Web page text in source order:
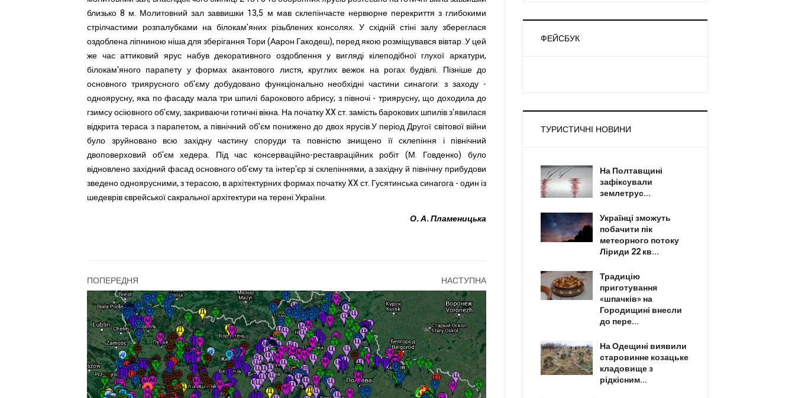
близько 8 м. Молитовний зал заввишки 13,5 м мав склепінчасте нервюрне перекриття з глибокими
стрілчастими розпалубками на білокам'яних різьблених консолях. У східній стіні залу збереглася
оздоблена ліпниною ніша для зберігання Тори (Аарон Гакодеш), перед якою розміщувався вівтар. У цей
же час аттиковий ярус набув декоративного оздоблення у вигляді кілеподібної глухої аркатури,
білокам'яного парапету у формах акантового листя, круглих вежок на рогах будівлі. Пізніше до
основного триярусного об'єму добудовано функціонально необхідні частини синагоги: з заходу -
одноярусну, яка по фасаду мала три шпилі барокового абрису; з півночі - триярусну, що доходила до
гзимсу осіювного об'єму, закриваючи готичні вікна. На початку XX ст. замість барокових шпилів з'явилася
відкрита тераса з парапетом, а північний об'єм понижено до двох ярусів.У період Другої світової війни
було зруйновано всю західну частину споруди та повністю знищено її склепіння і північний
двоповерховий об'єм хедера. Під час консерваційно-реставраційних робіт (М. Говденко) було
відновлено західний фасад основного об'єму та інтер'єр зі склепіннями, а західну й північну прибудови
зведено одноярусними, з терасою, в архітектурних формах початку XX ст. Гусятинська синагога - один із
шедеврів єврейської сакральної архітектури на терені України.
О. А. Пламеницька
ПОПЕРЕДНЯ НАСТУПНА
ФЕЙСБУК
ТУРИСТИЧНІ НОВИНИ
На Полтавщині
зафіксували
землетрус...
Українці зможуть
побачити пік
метеорного потоку
Ліриди 22 кв...
Традицію
приготування
«шпачків» на
Городищині внесли
до пере...
На Одещині виявили
старовинне козацьке
кладовище з
рідкісним...